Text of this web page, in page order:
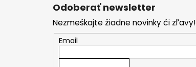
Odoberať newsletter
Nezmeškajte žiadne novinky či zľavy!
Email